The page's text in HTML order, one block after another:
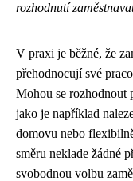
rozhodnutí
V praxi je běžné, že
přehodnocují své
Mohou se rozhodnout
jako je například
domovu nebo
směru neklade žádné
svobodnou volbu